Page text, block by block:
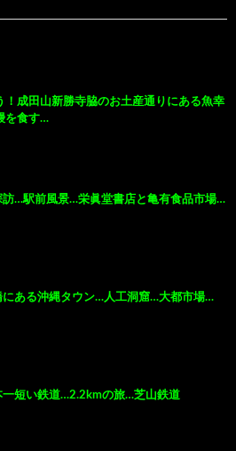
！成田山新勝寺脇のお土産通りにある魚幸
を食す…
…駅前風景…栄眞堂書店と亀有食品市場…
ある沖縄タウン…人工洞窟…大都市場…
短い鉄道…2.2kmの旅…芝山鉄道